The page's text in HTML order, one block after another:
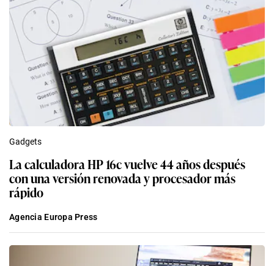
Gadgets
La calculadora HP 16c vuelve 44 años después
con una versión renovada y procesador más
rápido
Agencia Europa Press